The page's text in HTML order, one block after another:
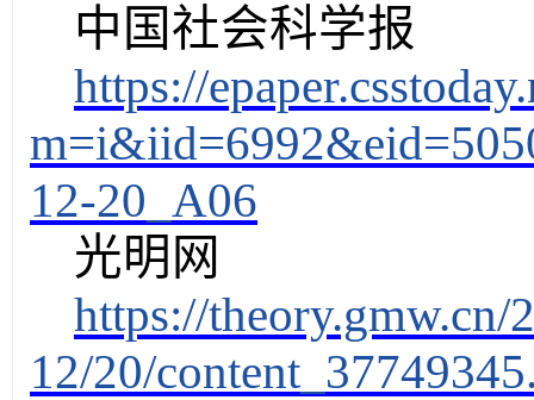
中国社会科学报
https://
12-20_A06
光明网
https://theory.gmw.cn/
12/20/